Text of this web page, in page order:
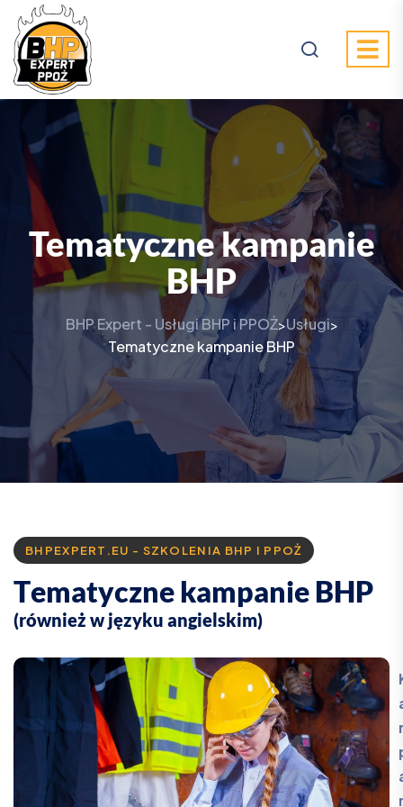
Tematyczne kampanie
BHP
BHP Expert - Usługi BHP i PPOŻ>Usługi>
Tematyczne kampanie BHP
BHPEXPERT.EU - SZKOLENIA BHP I PPOŻ
Tematyczne kampanie BHP
(również w języku angielskim)